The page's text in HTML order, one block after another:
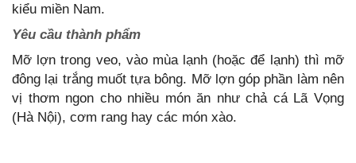
kiểu miền Nam.
Yêu cầu thành phẩm
Mỡ lợn trong veo, vào mùa lạnh (hoặc để lạnh) thì mỡ
đông lại trắng muốt tựa bông. Mỡ lợn góp phần làm nên
vị thơm ngon cho nhiều món ăn như chả cá Lã Vọng
(Hà Nội), cơm rang hay các món xào.